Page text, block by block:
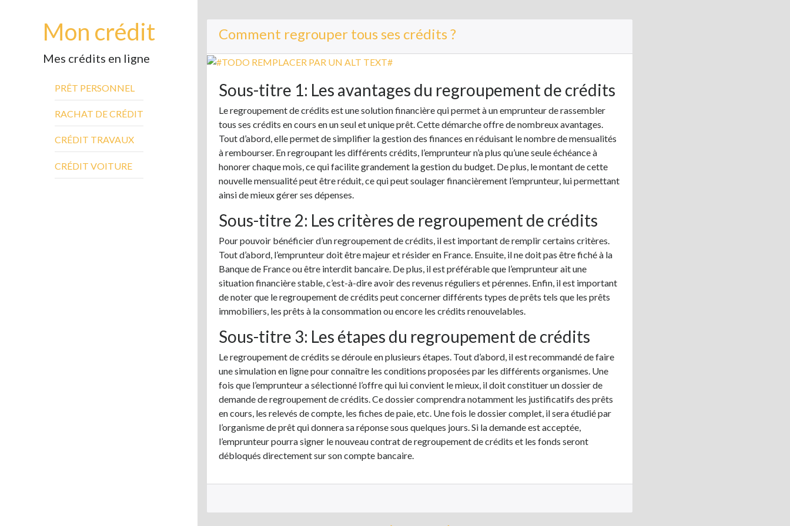
Mon crédit
Mes crédits en ligne
PRÊT PERSONNEL
RACHAT DE CRÉDIT
CRÉDIT TRAVAUX
CRÉDIT VOITURE
Comment regrouper tous ses crédits ?
Sous-titre 1: Les avantages du regroupement de crédits
Le regroupement de crédits est une solution financière qui permet à un emprunteur de rassembler
tous ses crédits en cours en un seul et unique prêt. Cette démarche offre de nombreux avantages.
Tout d’abord, elle permet de simplifier la gestion des finances en réduisant le nombre de mensualités
à rembourser. En regroupant les différents crédits, l’emprunteur n’a plus qu’une seule échéance à
honorer chaque mois, ce qui facilite grandement la gestion du budget. De plus, le montant de cette
nouvelle mensualité peut être réduit, ce qui peut soulager financièrement l’emprunteur, lui permettant
ainsi de mieux gérer ses dépenses.
Sous-titre 2: Les critères de regroupement de crédits
Pour pouvoir bénéficier d’un regroupement de crédits, il est important de remplir certains critères.
Tout d’abord, l’emprunteur doit être majeur et résider en France. Ensuite, il ne doit pas être fiché à la
Banque de France ou être interdit bancaire. De plus, il est préférable que l’emprunteur ait une
situation financière stable, c’est-à-dire avoir des revenus réguliers et pérennes. Enfin, il est important
de noter que le regroupement de crédits peut concerner différents types de prêts tels que les prêts
immobiliers, les prêts à la consommation ou encore les crédits renouvelables.
Sous-titre 3: Les étapes du regroupement de crédits
Le regroupement de crédits se déroule en plusieurs étapes. Tout d’abord, il est recommandé de faire
une simulation en ligne pour connaître les conditions proposées par les différents organismes. Une
fois que l’emprunteur a sélectionné l’offre qui lui convient le mieux, il doit constituer un dossier de
demande de regroupement de crédits. Ce dossier comprendra notamment les justificatifs des prêts
en cours, les relevés de compte, les fiches de paie, etc. Une fois le dossier complet, il sera étudié par
l’organisme de prêt qui donnera sa réponse sous quelques jours. Si la demande est acceptée,
l’emprunteur pourra signer le nouveau contrat de regroupement de crédits et les fonds seront
débloqués directement sur son compte bancaire.